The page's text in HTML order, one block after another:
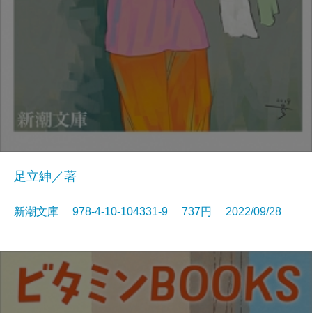
足立紳／著
新潮文庫 978-4-10-104331-9 737円 2022/09/28